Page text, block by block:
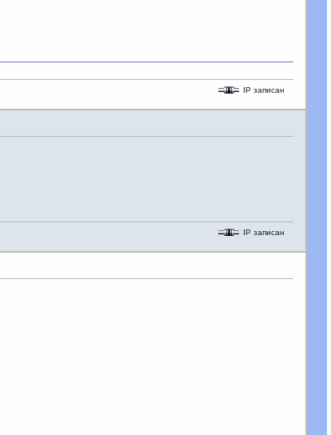
IP записан
IP записан